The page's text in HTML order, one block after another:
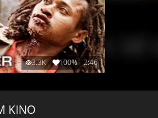
3.3K 100% 2:46
KINO